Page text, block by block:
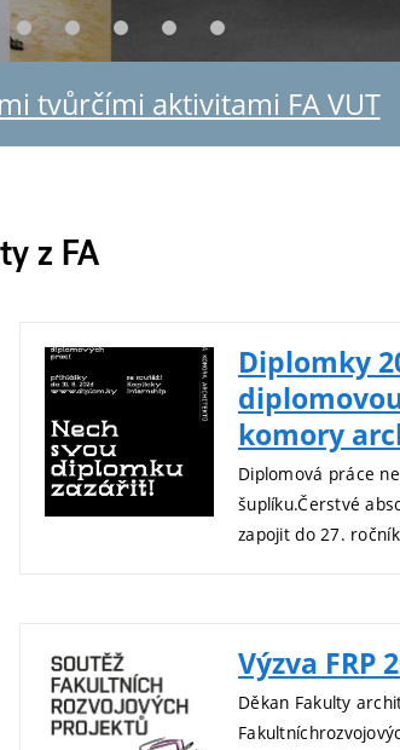
tvůrčími aktivitami FA VUT
z FA
Diplomky
komory
Diplomová práce
šuplíku.Čerstvé
zapojit do 27.
Výzva FRP
Děkan Fakulty